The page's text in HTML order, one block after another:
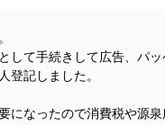
して手続きして広告、パ
登記しました。
になったので消費税や源